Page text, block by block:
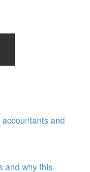
and
and why this